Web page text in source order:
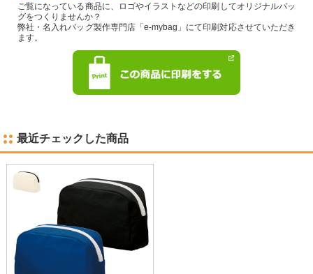
ご覧になっている商品に、ロゴやイラストなどの印刷してオリジナルバッ
グをつくりませんか？
弊社・名入れバッグ製作専門店「e-mybag」にて印刷対応させていただき
ます。
最近チェックした商品